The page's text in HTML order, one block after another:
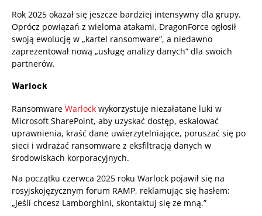
Rok 2025 okazał się jeszcze bardziej intensywny dla grupy.
Oprócz powiązań z wieloma atakami, DragonForce ogłosił
swoją ewolucję w „kartel ransomware”, a niedawno
zaprezentował nową „usługę analizy danych” dla swoich
partnerów.
Warlock
Ransomware Warlock wykorzystuje niezałatane luki w
Microsoft SharePoint, aby uzyskać dostęp, eskalować
uprawnienia, kraść dane uwierzytelniające, poruszać się po
sieci i wdrażać ransomware z eksfiltracją danych w
środowiskach korporacyjnych.
Na początku czerwca 2025 roku Warlock pojawił się na
rosyjskojęzycznym forum RAMP, reklamując się hasłem:
„Jeśli chcesz Lamborghini, skontaktuj się ze mną.”